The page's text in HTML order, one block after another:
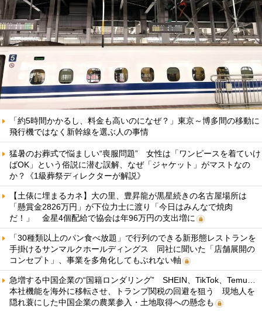
「約5時間かかるし、料金も高いのになぜ？」東京～博多間の移動に
飛行機ではなく新幹線を選ぶ人の事情
猛暑のお葬式で悩ましい“喪服問題” 女性は「ワンピースを着ていけ
ばOK」という俗説に潜む誤解、なぜ「ジャケット」がマストなの
か？《1級葬祭ディレクターが解説》
【土俵に埋まるカネ】大の里、豊昇龍が黒星続きの名古屋場所は
「懸賞金2826万円」が下位力士に渡り「今日はみんなで焼肉
だ！」 金星4個配給で協会は年96万円の支出増に
「30種類以上のパン食べ放題」で行列のできる新形態レストランを
手掛けるサンマルクホールディングス 同社に聞いた「店舗展開の
コンセプト」、事業を多角化してもぶれない軸
急増する中国企業の“国籍ロンダリング” SHEIN、TikTok、Temu…
本社機能を海外に移転させ、トランプ関税の回避を狙う 現地人を
隠れ蓑にした中国企業の農業参入・土地取得への懸念も